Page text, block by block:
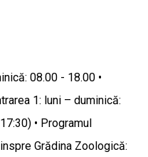
08.00 - 18.00 •
1: luni – duminică:
• Programul
Grădina Zoologică: